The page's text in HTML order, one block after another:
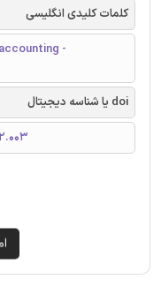
کلمات کلیدی انگلیسی
-
doi یا شناسه دیجیتال